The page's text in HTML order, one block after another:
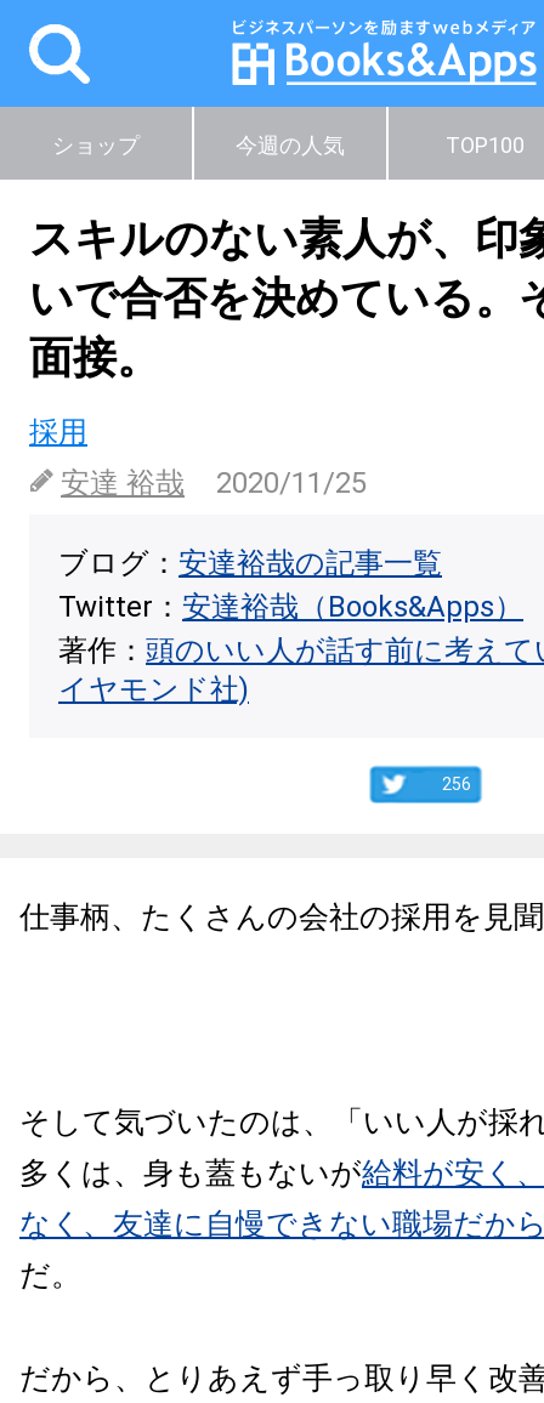
ショップ 今週の人気 TOP100
スキルのない素人が、印
いで合否を決めている。
面接。
採用
安達 裕哉
2020/11/25
ブログ： 安達裕哉の記事一覧
Twitter： 安達裕哉（Books&Apps）
著作： 頭のいい人が話す前に考え
イヤモンド社)
256
仕事柄、たくさんの会社の採用を見
そして気づいたのは、「いい人が採
多くは、身も蓋もないが給料が安く
なく、友達に自慢できない職場だか
だ。
だから、とりあえず手っ取り早く改